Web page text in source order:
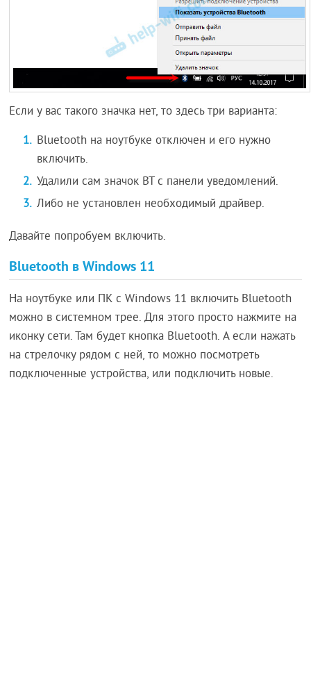
Если у вас такого значка нет, то здесь три варианта:
Bluetooth на ноутбуке отключен и его нужно
включить.
Удалили сам значок BT с панели уведомлений.
Либо не установлен необходимый драйвер.
Давайте попробуем включить.
Bluetooth в Windows 11
На ноутбуке или ПК с Windows 11 включить Bluetooth
можно в системном трее. Для этого просто нажмите на
иконку сети. Там будет кнопка Bluetooth. А если нажать
на стрелочку рядом с ней, то можно посмотреть
подключенные устройства, или подключить новые.